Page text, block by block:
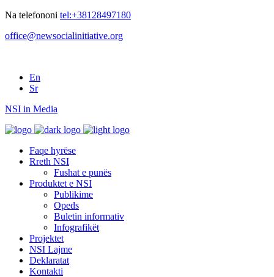
Na telefononi tel:+38128497180
office@newsocialinitiative.org
En
Sr
NSI in Media
Faqe hyrëse
Rreth NSI
Fushat e punës
Produktet e NSI
Publikime
Opeds
Buletin informativ
Infografikët
Projektet
NSI Lajme
Deklaratat
Kontakti